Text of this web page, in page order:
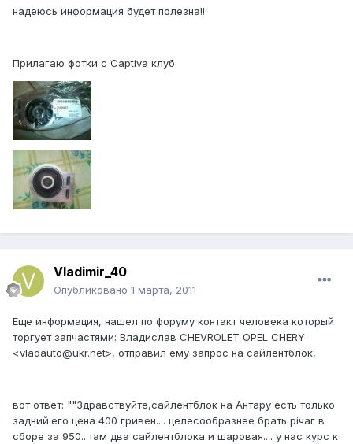
надеюсь информация будет полезна!!
Прилагаю фотки с Captiva клуб
Vladimir_40
Опубликовано 1 марта, 2011
Еще информация, нашел по форуму контакт человека который
торгует запчастями: Владислав CHEVROLET OPEL CHERY
<vladauto@ukr.net>, отправил ему запрос на сайлентблок,
вот ответ: ""Здравствуйте,сайлентблок на Антару есть только
задний.его цена 400 гривен.... целесообразнее брать річаг в
сборе за 950...там два сайлентблока и шаровая.... у нас курс к